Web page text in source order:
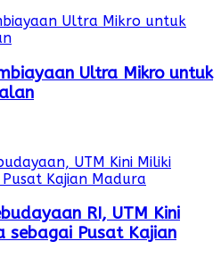
Ultra Mikro untuk
RI, UTM Kini
sebagai Pusat Kajian